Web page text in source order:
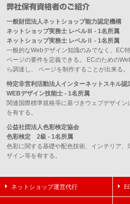
弊社保有資格者のご紹介
一般財団法人ネットショップ能力認定機構
ネットショップ実務士 レベルⅢ - 1名所属
ネットショップ実務士 レベルⅡ - 1名所属
一般的なWebデザイン知識のみでなく、EC
ページの要件を定義できる。 ECのための
ら調達し、 ページを制作することが出来る。
特定非営利活動法人インターネットスキル認
WEBデザイン技能士 - 1名所属
関連国際標準規格等に基づきウェブデザイ
を有する。
公益社団法人色彩検定協会
色彩検定 2級 - 1名所属
色彩に関する基礎や配色技術、インテリア
ザイン等を有する。
ネットショップ運営代行